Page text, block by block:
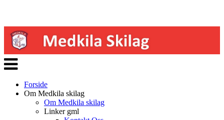
Veksle
navigasjon
Forside
Om Medkila skilag
Om Medkila skilag
Linker gml